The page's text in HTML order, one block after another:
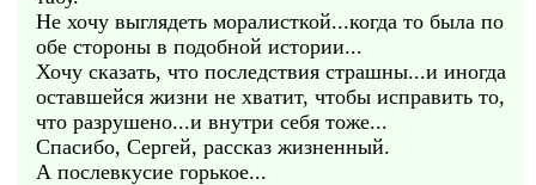
Не хочу выглядеть моралисткой...когда то была по
обе стороны в подобной истории...
Хочу сказать, что последствия страшны...и иногда
оставшейся жизни не хватит, чтобы исправить то,
что разрушено...и внутри себя тоже...
Спасибо, Сергей, рассказ жизненный.
А послевкусие горькое...